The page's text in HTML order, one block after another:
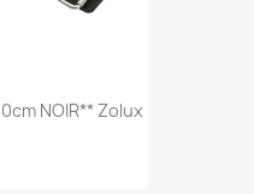
NOIR** Zolux